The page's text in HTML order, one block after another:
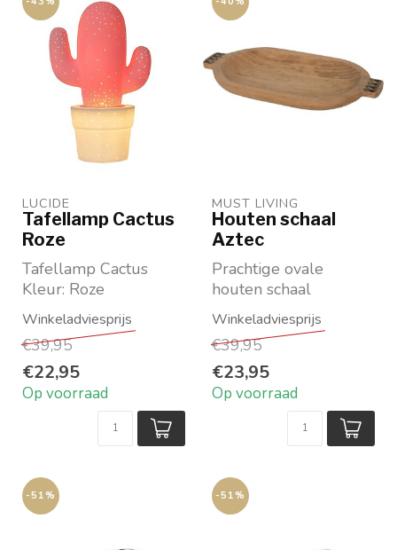
LUCIDE
Tafellamp Cactus
Roze
Tafellamp Cactus
Kleur: Roze
Materiaal: keramiek
Maat ø 20 cm H30,5
cm
€39,95
€22,95
Op voorraad
MUST LIVING
Houten schaal
Aztec
Prachtige ovale
houten schaal
Teakhout
Maat: 6x56x30 cm
€39,95
€23,95
Op voorraad
-51% -51%